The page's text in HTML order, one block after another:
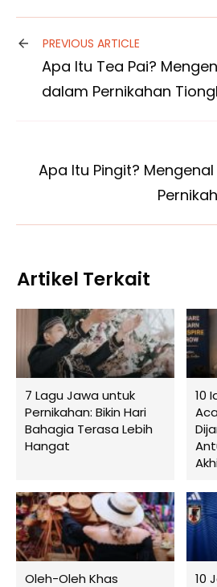
PREVIOUS ARTICLE
Apa Itu Tea Pai?
dalam Pernikahan
Apa Itu Pingit?
Artikel Terkait
7 Lagu Jawa untuk
Pernikahan: Bikin Hari
Bahagia Terasa Lebih
Hangat
10
Oleh-Oleh Khas
10